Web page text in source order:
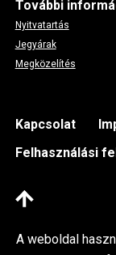
További
Nyitvatartás
Jegyárak
Megközelítés
Footer
Kapcsolat
Felhasználási
A weboldal